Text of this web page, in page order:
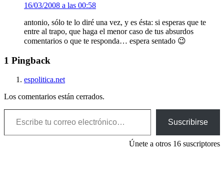
16/03/2008 a las 00:58
antonio, sólo te lo diré una vez, y es ésta: si esperas que te
entre al trapo, que haga el menor caso de tus absurdos
comentarios o que te responda… espera sentado 😉
1 Pingback
espolitica.net
Los comentarios están cerrados.
Escribe tu correo electrónico…
Suscribirse
Únete a otros 16 suscriptores